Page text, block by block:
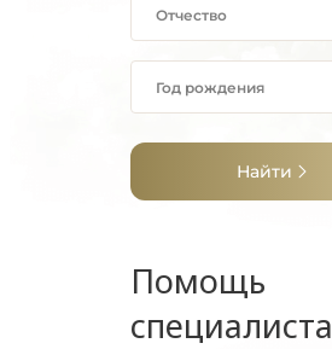
Найти
Помощь
специалиста